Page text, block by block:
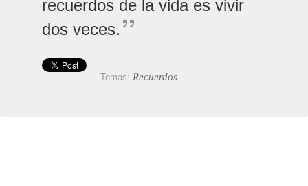
recuerdos de la vida es vivir
dos veces.
Temas: Recuerdos